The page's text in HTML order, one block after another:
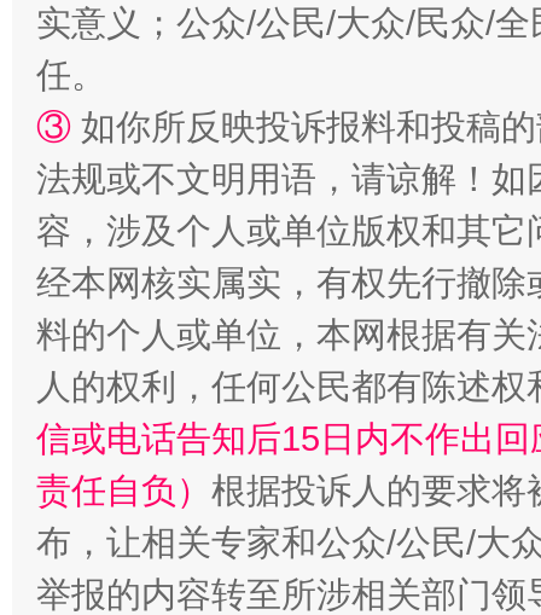
实意义；公众/公民/大众/民众/
任。
③ 如你所反映投诉报料和投稿
法规或不文明用语，请谅解！
容，涉及个人或单位版权和其它
经本网核实属实，有权先行撤
料的个人或单位，本网根据有
人的权利，任何公民都有陈述
信或电话告知后15日内不作出
责任自负） 根据投诉人的要求将
布，让相关专家和公众/公民/大
举报的内容转至所涉相关部门